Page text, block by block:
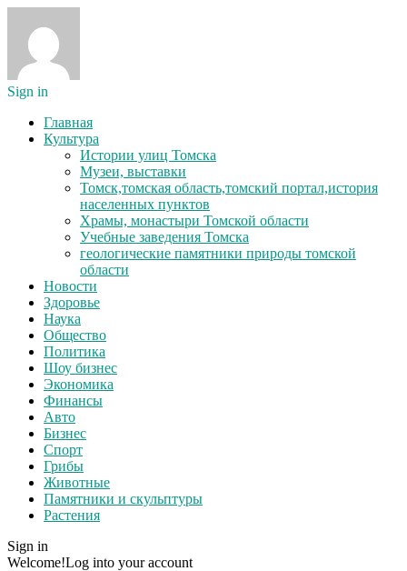
Sign in
Главная
Культура
Истории улиц Томска
Музеи, выставки
Томск,томская область,томский портал,история
населенных пунктов
Храмы, монастыри Томской области
Учебные заведения Томска
геологические памятники природы томской
области
Новости
Здоровье
Наука
Общество
Политика
Шоу бизнес
Экономика
Финансы
Авто
Бизнес
Спорт
Грибы
Животные
Памятники и скульптуры
Растения
Sign in
Welcome!Log into your account